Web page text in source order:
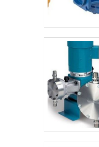
experiência nas
que estão
tirar todas as
atender.GARANTIA E
SEGMENTOSomente
Industrial existem as
no segmento
automação e
industrial. Líder em
oferece uma
projeto, fabricação e